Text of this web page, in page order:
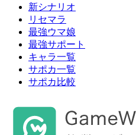
新シナリオ
リセマラ
最強ウマ娘
最強サポート
キャラ一覧
サポカ一覧
サポカ比較